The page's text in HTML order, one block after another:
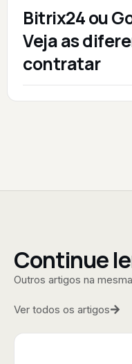
Bitrix24 ou
Veja as
contratar
Continue
Outros artigos na
Ver todos os artigos